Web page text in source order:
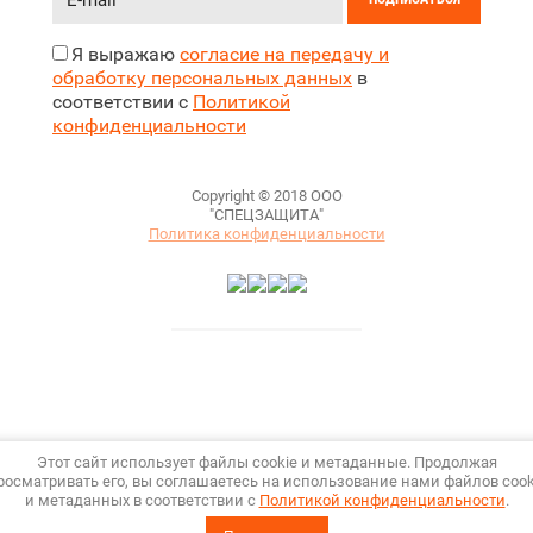
Этот сайт использует файлы cookie и метаданные. Продолжая
его, вы соглашаетесь на использование нами файлов
и метаданных в соответствии с Политикой конфиденциальности.
Я выражаю согласие на передачу и
обработку персональных данных в
соответствии с Политикой
конфиденциальности
Copyright © 2018 ООО
"СПЕЦЗАЩИТА"
Политика конфиденциальности
Megagroup.ru